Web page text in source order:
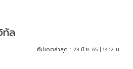
ทัล
อัปเดตล่าสุด : 23 มิ.ย. 65 | 14:12 น.